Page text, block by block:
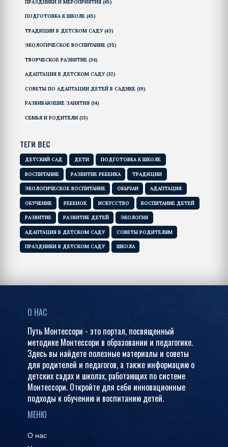
ПРАЗДНИКИ И МЕРОПРИЯТИЯ (45)
ПОДГОТОВКА К ШКОЛЕ (45)
ТРАДИЦИИ В ДЕТСКОМ САДУ(43)
ЭКОЛОГИЧЕСКОЕ ВОСПИТАНИЕ (35)
ТВОРЧЕСКОЕ РАЗВИТИЕ (34)
АДАПТАЦИЯ В ДЕТСКОМ САДУ(32)
СОВЕТЫ ПО АДАПТАЦИИ ДЕТЕЙ В САДИКЕ (19)
РАЗВИВАЮЩИЕ ЗАНЯТИЯ (14)
СЕМЬЯ И РОДИТЕЛИ (13)
ТЕГИ ВЕС
ДЕТСКИЙ САД ДЕТИ ПОДГОТОВКА К ШКОЛЕ
ВОСПИТАНИЕ РАЗВИТИЕ РЕБЕНКА ТРАДИЦИИ
ЭКОЛОГИЧЕСКОЕ ВОСПИТАНИЕ ОБЫЧАИ АДАПТАЦИЯ
ОБУЧЕНИЕ РЕБЕНОК ИСКУССТВО ВОСПИТАНИЕ ДЕТЕЙ
РАЗВИТИЕ РАЗВИТИЕ ДЕТЕЙ ЭКОЛОГИЯ
АДАПТАЦИЯ В ДЕТСКОМ САДУ СОВЕТЫ РОДИТЕЛЯМ
ПРАЗДНИКИ В ДЕТСКОМ САДУ ШКОЛА
О НАС
Путь Монтессори - это портал, посвященный
методике Монтессори в образовании и педагогике.
Здесь вы найдете полезные материалы и советы
для родителей и педагогов, а также информацию о
детских садах и школах, работающих по системе
Монтессори. Откройте для себя инновационные
подходы к обучению и воспитанию детей.
МЕНЮ
О нас